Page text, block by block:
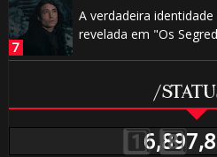
A verdadeira
revelada em "Os
/
🎂